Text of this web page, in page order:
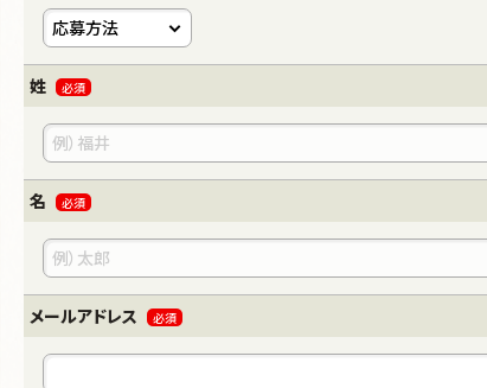
姓 必須
名 必須
メールアドレス 必須